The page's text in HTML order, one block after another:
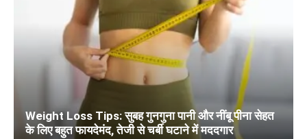
Weight Loss Tips: सुबह गुनगुना पानी और नींबू पीना सेहत
के लिए बहुत फायदेमंद, तेजी से चर्बी घटाने में मददगार